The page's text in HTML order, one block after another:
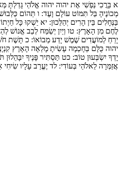
א בָּרֲכִי נַפְשִׁי אֶת יהוה יהוה אֱלֹהַי גָּדַלְתָּ
מְכוֹנֶיהָ בַּל תִּמּוֹט עוֹלָם וָעֶד: ו תְּהוֹם
בַּנְּחָלִים בֵּין הָרִים יְהַלֵּכוּן: יא יַשְׁקוּ כָּל
לֶחֶם מִן הָאָרֶץ: טו וְיַיִן יְשַׂמַּח לְבַב אֱנוֹשׁ
יָרֵחַ לְמוֹעֲדִים שֶׁמֶשׁ יָדַע מְבוֹאוֹ: כ תָּשֶׁת
יהוה כֻּלָּם בְּחָכְמָה עָשִׂיתָ מָלְאָה הָאָרֶץ
יָדְךָ יִשְׂבְּעוּן טוֹב: כט תַּסְתִּיר פָּנֶיךָ יִבָּהֵלוּן
אֲזַמְּרָה לֵאלֹהַי בְּעוֹדִי: לד יֶעֱרַב עָלָיו